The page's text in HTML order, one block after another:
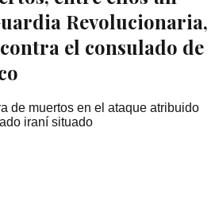
Revolucionaria,
el consulado de
de muertos en el ataque atribuido
iraní situado